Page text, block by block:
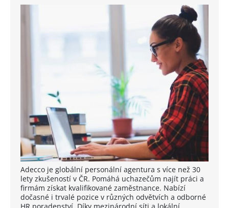
Adecco je globální personální agentura s více než 30
lety zkušeností v ČR. Pomáhá uchazečům najít práci a
firmám získat kvalifikované zaměstnance. Nabízí
dočasné i trvalé pozice v různých odvětvích a odborné